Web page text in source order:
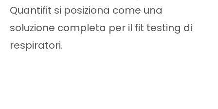
Quantifit si posiziona come una
soluzione completa per il fit testing di
respiratori.